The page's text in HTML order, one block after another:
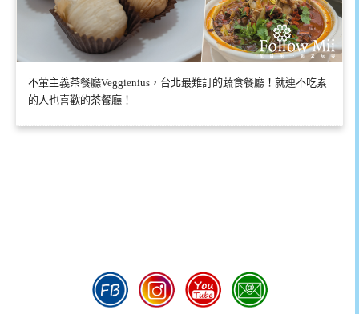
不葷主義茶餐廳Veggienius，台北最難訂的蔬食餐廳！就連不吃素
的人也喜歡的茶餐廳！